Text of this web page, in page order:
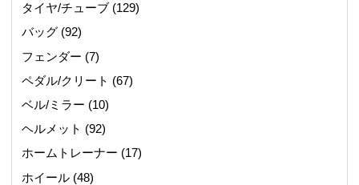
タイヤ/チューブ(129)
バッグ(92)
フェンダー (7)
ペダル/クリート (67)
ベル/ミラー (10)
ヘルメット (92)
ホームトレーナー (17)
ホイール(48)